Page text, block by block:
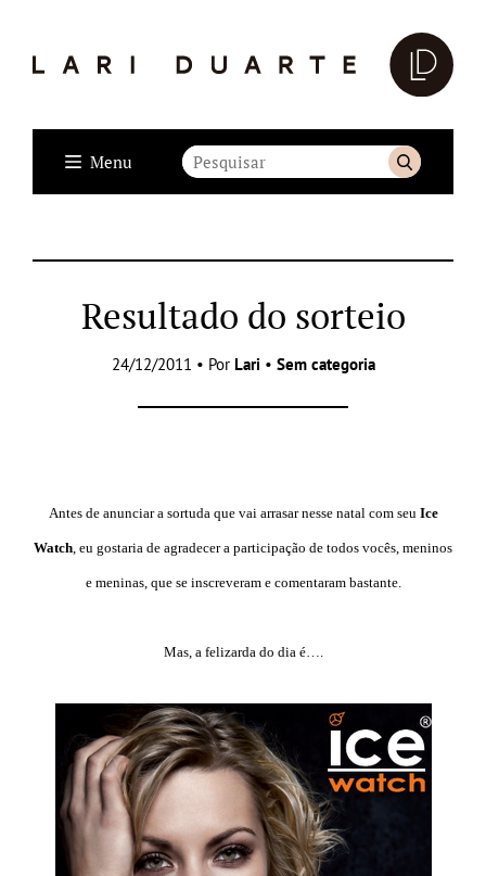
Menu
Resultado do sorteio
24/12/2011 • Por Lari • Sem categoria
Antes de anunciar a sortuda que vai arrasar nesse natal com seu Ice
Watch , eu gostaria de agradecer a participação de todos vocês, meninos
e meninas, que se inscreveram e comentaram bastante.
Mas, a felizarda do dia é….